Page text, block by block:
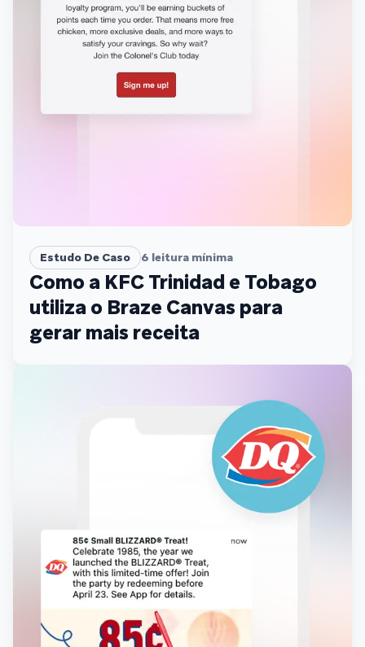
Estudo De Caso 6 leitura mínima
Como a KFC Trinidad e Tobago
utiliza o Braze Canvas para
gerar mais receita